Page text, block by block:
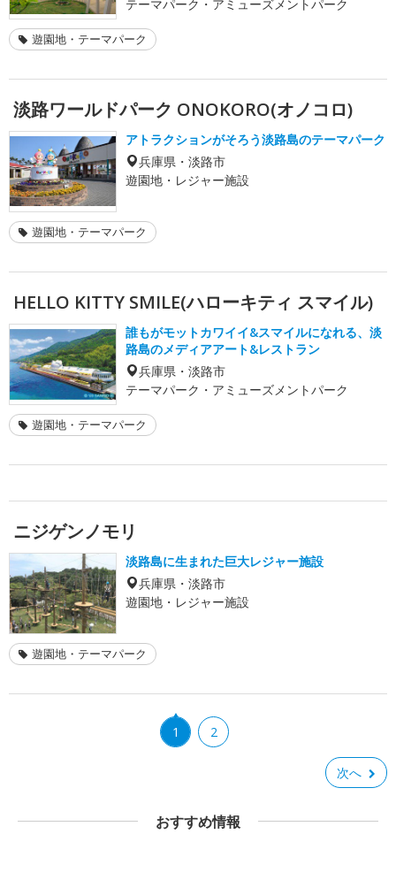
テーマパーク・アミューズメントパーク
遊園地・テーマパーク
淡路ワールドパーク ONOKORO(オノコロ)
アトラクションがそろう淡路島のテーマパーク
兵庫県・淡路市
遊園地・レジャー施設
遊園地・テーマパーク
HELLO KITTY SMILE(ハローキティ スマイル)
誰もがモットカワイイ&スマイルになれる、淡
路島のメディアアート&レストラン
兵庫県・淡路市
テーマパーク・アミューズメントパーク
遊園地・テーマパーク
ニジゲンノモリ
淡路島に生まれた巨大レジャー施設
兵庫県・淡路市
遊園地・レジャー施設
遊園地・テーマパーク
1 2
次へ
おすすめ情報